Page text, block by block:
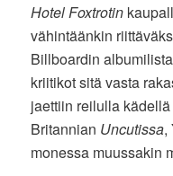
Hotel Foxtrotin
vähintäänkin
Billboardin
kriitikot sitä vasta
jaettiin reilulla
Britannian Uncutissa,
monessa muussakin